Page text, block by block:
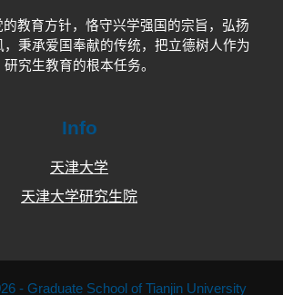
教育方针，恪守兴学强国的宗旨，弘扬
，秉承爱国奉献的传统，把立德树人作为
研究生教育的根本任务。
Info
天津大学
天津大学研究生院
- Graduate School of Tianjin University